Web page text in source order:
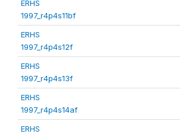
ERHS
1997_r4p4s11bf
ERHS
1997_r4p4s12f
ERHS
1997_r4p4s13f
ERHS
1997_r4p4s14af
ERHS